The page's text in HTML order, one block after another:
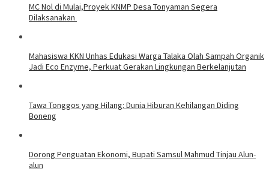
MC Nol di Mulai,Proyek KNMP Desa Tonyaman Segera
Dilaksanakan
Mahasiswa KKN Unhas Edukasi Warga Talaka Olah Sampah Organik
Jadi Eco Enzyme, Perkuat Gerakan Lingkungan Berkelanjutan
Tawa Tonggos yang Hilang: Dunia Hiburan Kehilangan Diding
Boneng
Dorong Penguatan Ekonomi, Bupati Samsul Mahmud Tinjau Alun-
alun